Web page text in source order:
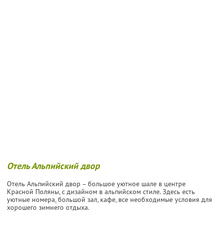
Отель Альпийский двор
Отель Альпийский двор – большое уютное шале в центре
Красной Поляны, с дизайном в альпийском стиле. Здесь есть
уютные номера, большой зал, кафе, все необходимые условия для
хорошего зимнего отдыха.